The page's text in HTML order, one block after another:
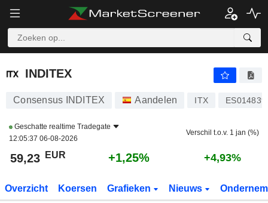
INDITEX
INDITEX
Consensus INDITEX Aandelen ITX
Geschatte realtime Tradegate
12:05:37 06-08-2026
Verschil t.o.v. 1 jan (%)
59,23 EUR +1,25% +4,93%
Overzicht Koersen Grafieken Nieuws